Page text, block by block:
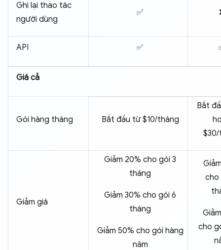
Ghi lại thao tác
người dùng
✅
API ✅
Giá cả
Gói hàng tháng Bắt đầu từ $10/tháng
Bắt
Giảm giá
Giảm 20% cho gói 3
tháng
Giảm 30% cho gói 6
tháng
Giảm 50% cho gói hàng
năm
cho
cho